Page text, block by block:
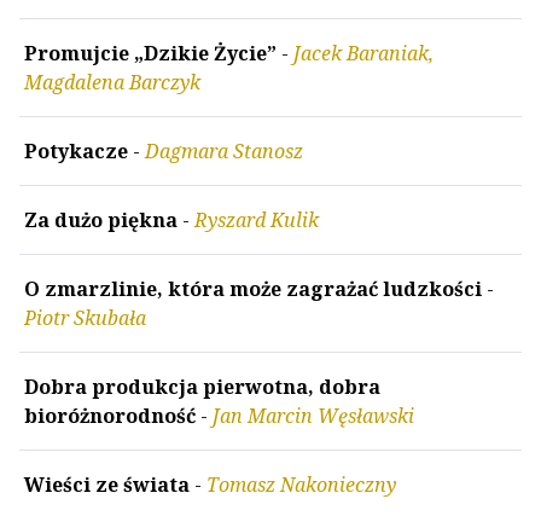
Promujcie „Dzikie Życie” - Jacek Baraniak,
Magdalena Barczyk
Potykacze -Dagmara Stanosz
Za dużo piękna -Ryszard Kulik
O zmarzlinie, która może zagrażać ludzkości -
Piotr Skubała
Dobra produkcja pierwotna, dobra
bioróżnorodność - Jan Marcin Węsławski
Wieści ze świata - Tomasz Nakonieczny